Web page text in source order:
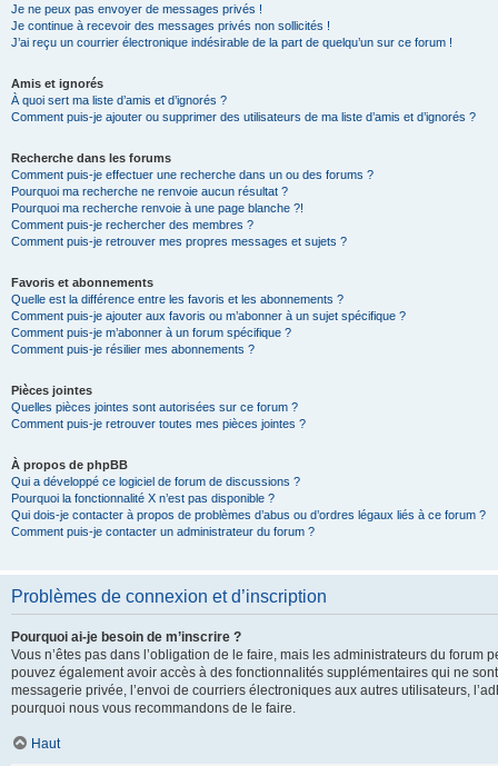
Je ne peux pas envoyer de messages privés !
Je continue à recevoir des messages privés non sollicités !
J’ai reçu un courrier électronique indésirable de la part de quelqu’un sur ce forum !
Amis et ignorés
À quoi sert ma liste d’amis et d’ignorés ?
Comment puis-je ajouter ou supprimer des utilisateurs de ma liste d’amis et d’ignorés ?
Recherche dans les forums
Comment puis-je effectuer une recherche dans un ou des forums ?
Pourquoi ma recherche ne renvoie aucun résultat ?
Pourquoi ma recherche renvoie à une page blanche ?!
Comment puis-je rechercher des membres ?
Comment puis-je retrouver mes propres messages et sujets ?
Favoris et abonnements
Quelle est la différence entre les favoris et les abonnements ?
Comment puis-je ajouter aux favoris ou m’abonner à un sujet spécifique ?
Comment puis-je m’abonner à un forum spécifique ?
Comment puis-je résilier mes abonnements ?
Pièces jointes
Quelles pièces jointes sont autorisées sur ce forum ?
Comment puis-je retrouver toutes mes pièces jointes ?
À propos de phpBB
Qui a développé ce logiciel de forum de discussions ?
Pourquoi la fonctionnalité X n’est pas disponible ?
Qui dois-je contacter à propos de problèmes d’abus ou d’ordres légaux liés à ce forum ?
Comment puis-je contacter un administrateur du forum ?
Problèmes de connexion et d’inscription
Pourquoi ai-je besoin de m’inscrire ?
Vous n’êtes pas dans l’obligation de le faire, mais les administrateurs du
pouvez également avoir accès à des fonctionnalités supplémentaires qui ne
messagerie privée, l’envoi de courriers électroniques aux autres utilisateurs,
pourquoi nous vous recommandons de le faire.
Haut